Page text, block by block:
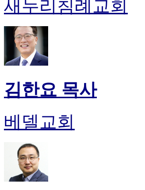
새누리침례교회
김한요 목사
베델교회